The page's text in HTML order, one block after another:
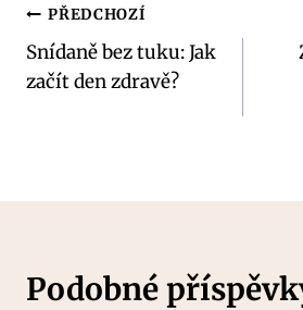
Navigace
pro
PŘEDCHOZÍ
Snídaně bez tuku: Jak
začít den zdravě?
Podobné